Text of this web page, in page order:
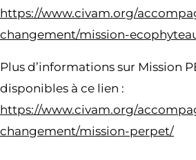
https://www.civam.org/
changement/mission-
Plus d’informations sur Mission
disponibles à ce lien :
https://www.civam.org/
changement/mission-perpet/